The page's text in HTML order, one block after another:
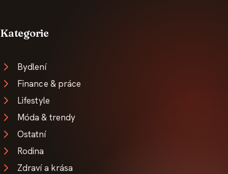
Kategorie
Bydlení
Finance & práce
Lifestyle
Móda & trendy
Ostatní
Rodina
Zdraví a krása